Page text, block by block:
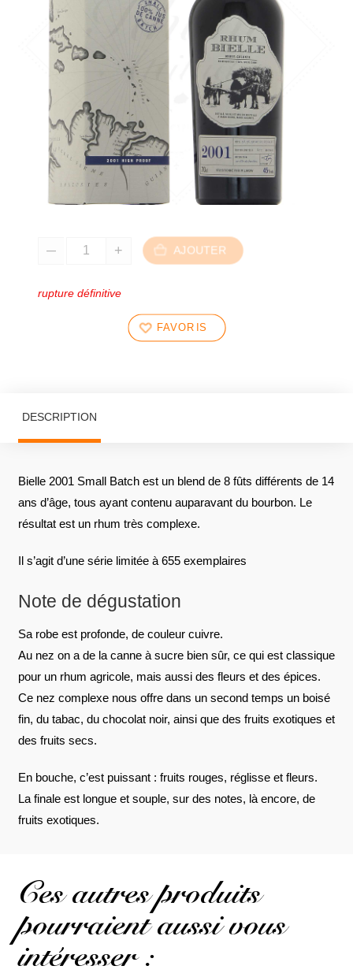
AJOUTER
rupture définitive
FAVORIS
DESCRIPTION
Bielle 2001 Small Batch est un blend de 8 fûts différents de 14
ans d’âge, tous ayant contenu auparavant du bourbon. Le
résultat est un rhum très complexe.
Il s’agit d’une série limitée à 655 exemplaires
Note de dégustation
Sa robe est profonde, de couleur cuivre.
Au nez on a de la canne à sucre bien sûr, ce qui est classique
pour un rhum agricole, mais aussi des fleurs et des épices.
Ce nez complexe nous offre dans un second temps un boisé
fin, du tabac, du chocolat noir, ainsi que des fruits exotiques et
des fruits secs.
En bouche, c’est puissant : fruits rouges, réglisse et fleurs.
La finale est longue et souple, sur des notes, là encore, de
fruits exotiques.
Ces autres produits
pourraient aussi vous
intéresser :